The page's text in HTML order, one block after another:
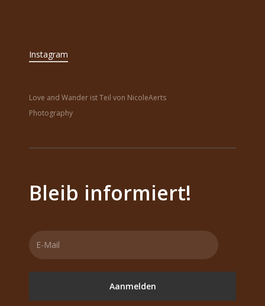
Instagram
Love and Wander ist Teil von NicoleAerts
Photography
Bleib informiert!